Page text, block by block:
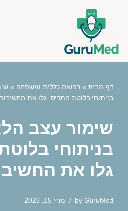
content
דף הבית » רפואה כללית ומשפחה »
בניתוחי בלוטת התריס: גלו את
שימור עצב
בניתוחי
גלו את
by GuruMed מרץ 15, 2026